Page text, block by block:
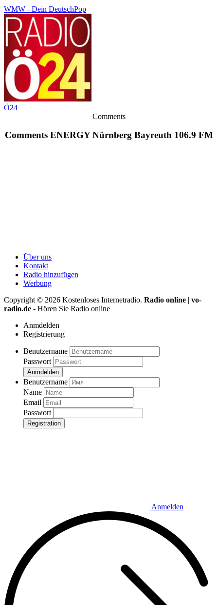
WMW - Dein DeutschPop
Ö24
Comments
Comments ENERGY Nürnberg Bayreuth 106.9 FM
Über uns
Kontakt
Radio hinzufügen
Werbung
Copyright © 2026 Kostenloses Internetradio. Radio online | vo-
radio.de - Hören Sie Radio online
Anmdelden
Registrierung
Benutzername
Passwort
Anmdelden
Benutzername
Name
Email
Passwort
Registration
Anmelden